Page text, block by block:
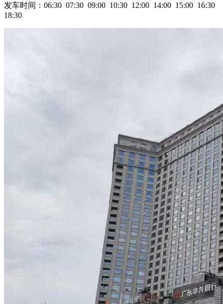
发车时间：06:30 07:30 09:00 10:30 12:00 14:00 15:00 16:30
18:30